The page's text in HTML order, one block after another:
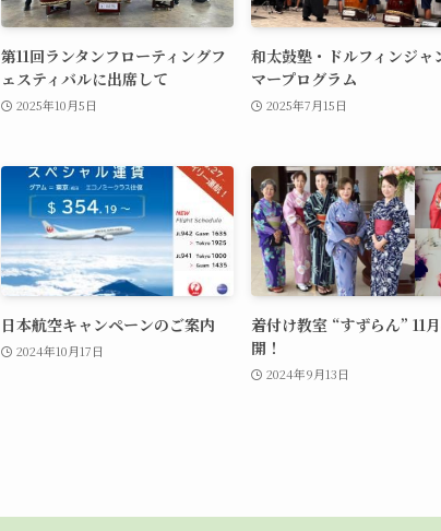
第11回ランタンフローティングフ
ェスティバルに出席して
2025年10月5日
和太鼓塾・ドルフィンジャ
マープログラム
2025年7月15日
日本航空キャンペーンのご案内
2024年10月17日
着付け教室 “すずらん” 11
開！
2024年9月13日